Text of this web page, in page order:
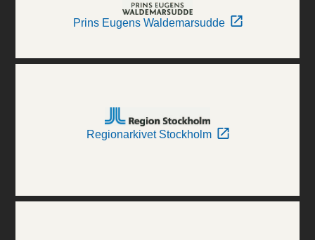
Prins Eugens Waldemarsudde
Regionarkivet Stockholm